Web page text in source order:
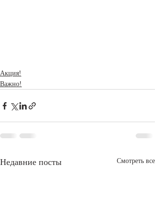
Акция!
Важно!
Недавние посты Смотреть все